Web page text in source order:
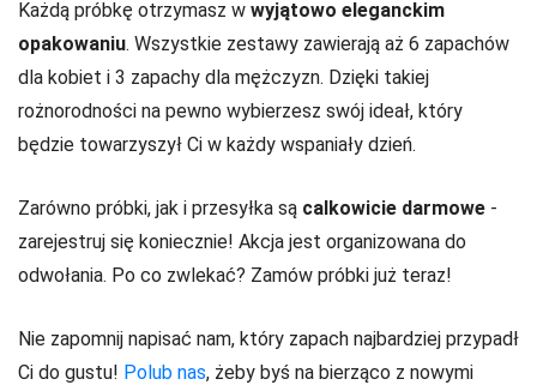
Każdą próbkę otrzymasz w wyjątowo eleganckim
opakowaniu. Wszystkie zestawy zawierają aż 6 zapachów
dla kobiet i 3 zapachy dla mężczyzn. Dzięki takiej
rożnorodności na pewno wybierzesz swój ideał, który
będzie towarzyszył Ci w każdy wspaniały dzień.
Zarówno próbki, jak i przesyłka są calkowicie darmowe -
zarejestruj się koniecznie! Akcja jest organizowana do
odwołania. Po co zwlekać? Zamów próbki już teraz!
Nie zapomnij napisać nam, który zapach najbardziej przypadł
Ci do gustu! Polub nas, żeby byś na bierząco z nowymi